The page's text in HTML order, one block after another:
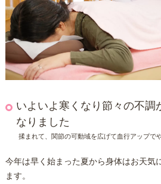
いよいよ寒くなり節々の不調
なりました
揉まれて、関節の可動域を広げて血行アップで
今年は早く始まった夏から身体はお天気
ます。